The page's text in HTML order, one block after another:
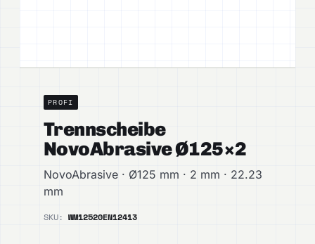
PROFI
Trennscheibe
NovoAbrasive Ø125×2
NovoAbrasive · Ø125 mm · 2 mm · 22.23
mm
SKU: WM12520EN12413